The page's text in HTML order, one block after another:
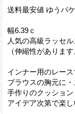
送料最安値 ゆうパ
幅6.39ｃ
人気の高級ラッセル
（伸縮性があります
インナー用のレー
ブラウスの胸元に
手作りのクッショ
アイデア次第で楽し